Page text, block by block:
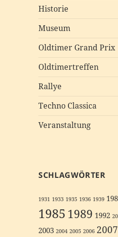
Historie
Museum
Oldtimer Grand Prix
Oldtimertreffen
Rallye
Techno Classica
Veranstaltung
SCHLAGWÖRTER
1931 1933 1935 1936 1939
19851989 1992
2003 2004 2005 2006 2007